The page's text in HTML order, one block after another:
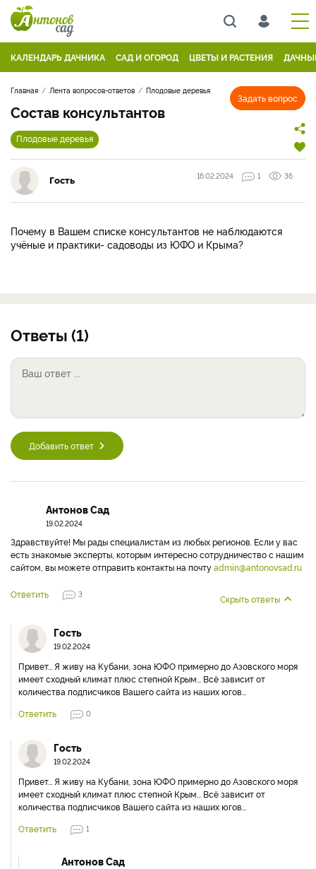
КАЛЕНДАРЬ ДАЧНИКА САД И ОГОРОД ЦВЕТЫ И РАСТЕНИЯ
Задать вопрос
Главная Лента вопросов-ответов Плодовые деревья
Состав консультантов
Плодовые деревья
Гость 16.02.2024 1 36
Почему в Вашем списке консультантов не наблюдаются
учёные и практики- садоводы из ЮФО и Крыма?
Ответы (1)
Добавить ответ
Антонов Сад
19.02.2024
Здравствуйте! Мы рады специалистам из любых регионов. Если у вас
есть знакомые эксперты, которым интересно сотрудничество с нашим
сайтом, вы можете отправить контакты на почтуadmin@antonovsad.ru
Ответить 3 Скрыть ответы
Гость
19.02.2024
Привет... Я живу на Кубани, зона ЮФО примерно до Азовского моря
имеет сходный климат плюс степной Крым... Всё зависит от
количества подписчиков Вашего сайта из наших югов...
Ответить
0
Гость
19.02.2024
Привет... Я живу на Кубани, зона ЮФО примерно до Азовского моря
имеет сходный климат плюс степной Крым... Всё зависит от
количества подписчиков Вашего сайта из наших югов...
Ответить
1
Антонов Сад